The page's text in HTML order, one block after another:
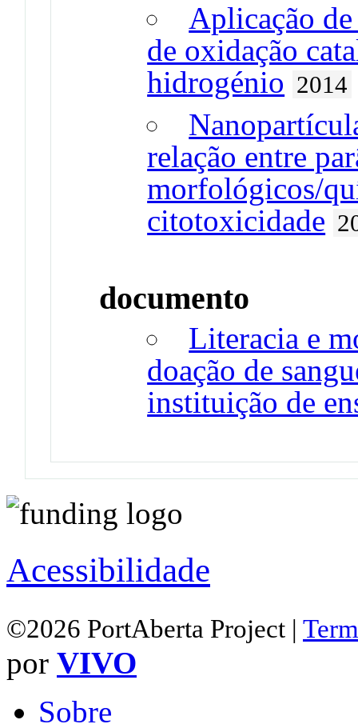
Aplicação
de oxidação
hidrogénio 2014
relação entre
morfológicos/
citotoxicidade
documento
Literacia e
doação de
instituição de
Acessibilidade
©2026 PortAberta Project |
por VIVO
Sobre